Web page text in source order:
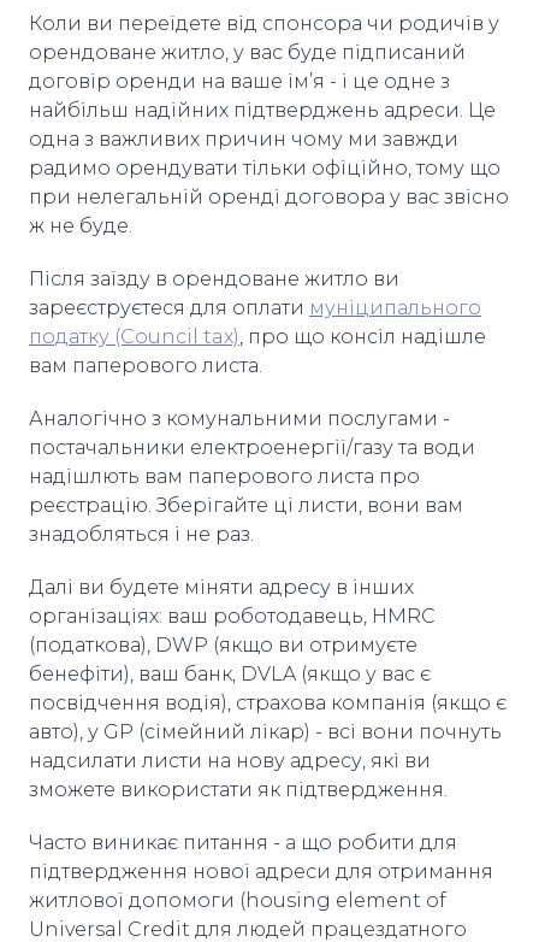
Коли ви переїдете від спонсора чи родичів у
орендоване житло, у вас буде підписаний
договір оренди на ваше ім’я - і це одне з
найбільш надійних підтверджень адреси. Це
одна з важливих причин чому ми завжди
радимо орендувати тільки офіційно, тому що
при нелегальній оренді договора у вас звісно
ж не буде.
Після заїзду в орендоване житло ви
зареєструєтеся для оплати муніципального
податку (Council tax) , про що консіл надішле
вам паперового листа.
Аналогічно з комунальними послугами -
постачальники електроенергії/газу та води
надішлють вам паперового листа про
реєстрацію. Зберігайте ці листи, вони вам
знадобляться і не раз.
Далі ви будете міняти адресу в інших
організаціях: ваш роботодавець, HMRC
(податкова), DWP (якщо ви отримуєте
бенефіти), ваш банк, DVLA (якщо у вас є
посвідчення водія), страхова компанія (якщо є
авто), у GP (сімейний лікар) - всі вони почнуть
надсилати листи на нову адресу, які ви
зможете використати як підтвердження.
Часто виникає питання - а що робити для
підтвердження нової адреси для отримання
житлової допомоги (housing element of
Universal Credit для людей працездатного